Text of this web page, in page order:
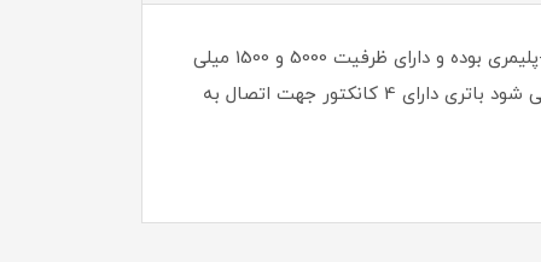
باتری لیتیوم اورجینال هوآوی مدل HB824666RBC مناسب برای مودم قابل حمل FD-M60 می باشد؛ باتری از نوع لیتیوم-پلیمری بوده و دارای ظرفیت 5000 و 1500 میلی
آمپر ساعت است. حداقل ولتاژ شارژ 4.35 بوده و ولتاژ خود باتری 3.8 ولت می باشد. همان طور که در شکل مشاهده می شود باتری دارای 4 کانکتور جهت اتصال به